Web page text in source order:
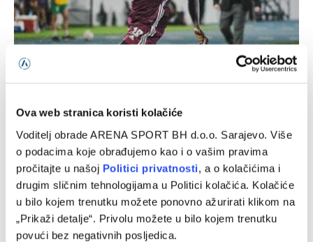
Ova web stranica koristi kolačiće
Voditelj obrade ARENA SPORT BH d.o.o. Sarajevo. Više
o podacima koje obrađujemo kao i o vašim pravima
pročitajte u našoj Politici privatnosti, a o kolačićima i
drugim sličnim tehnologijama u Politici kolačića. Kolačiće
u bilo kojem trenutku možete ponovno ažurirati klikom na
„Prikaži detalje“. Privolu možete u bilo kojem trenutku
povući bez negativnih posljedica.
10/08/2026